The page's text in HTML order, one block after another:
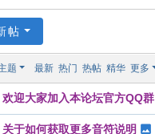
帖
题 最新 热门 热帖 精华 更多
欢迎大家加入本论坛官方QQ群
关于如何获取更多音符说明